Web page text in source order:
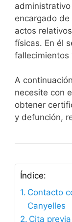
encargado
actos
físicas. En él
fallecimientos
A
necesite con
obtener
y defunción,
Índice:
Contacto
Canyelles
Cita previa